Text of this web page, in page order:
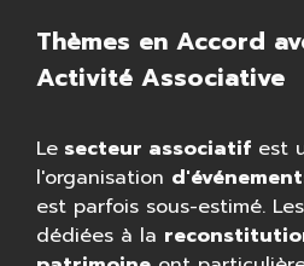
Thèmes en Accord
Activité Associative
Lesecteur associatifest
l'organisation
est parfois sous-estimé. Les
dédiées à la